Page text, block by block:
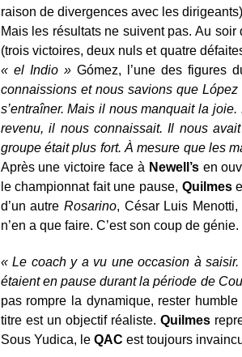
raison de divergences avec les
Mais les résultats ne suivent pas. Au
(trois victoires, deux nuls et quatre
« el Indio »Gómez, l’une des figures
connaissions et nous savions que
s’entraîner. Mais il nous manquait la
revenu, il nous connaissait. Il nous
groupe était plus fort. À mesure que les
Après une victoire face à Newell’sen
le championnat fait une pause, Quilmes
d’un autre Rosarino, César Luis
n’en a que faire. C’est son coup de génie.
« Le coach y a vu une occasion à
étaient en pause durant la période de
pas rompre la dynamique, rester
titre est un objectif réaliste. Quilmes
Sous Yudica, le QAC est toujours